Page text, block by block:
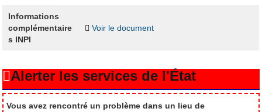
Informations
complémentaire
s INPI
Voir le document
Alerter les services de l'État
Vous avez rencontré un problème dans un lieu de